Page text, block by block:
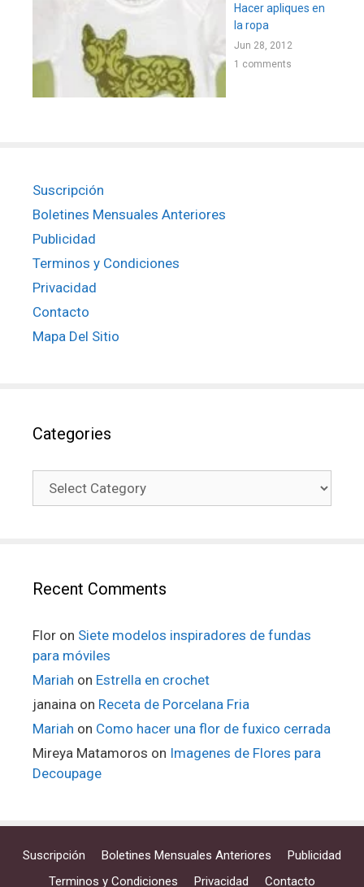
Hacer apliques en
la ropa
Jun 28, 2012
1 comments
Suscripción
Boletines Mensuales Anteriores
Publicidad
Terminos y Condiciones
Privacidad
Contacto
Mapa Del Sitio
Categories
Recent Comments
Flor on Siete modelos inspiradores de fundas
para móviles
Mariah on Estrella en crochet
janaina on Receta de Porcelana Fria
Mariah on Como hacer una flor de fuxico cerrada
Mireya Matamoros on Imagenes de Flores para
Decoupage
Suscripción Boletines Mensuales Anteriores
Publicidad
Terminos y Condiciones
Privacidad Contacto